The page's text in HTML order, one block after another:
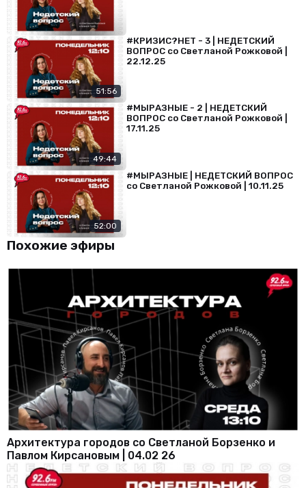
51:56
#КРИЗИС?НЕТ - 3 | НЕДЕТСКИЙ
ВОПРОС со Светланой Рожковой |
22.12.25
49:44
#МЫРАЗНЫЕ - 2 | НЕДЕТСКИЙ
ВОПРОС со Светланой Рожковой |
17.11.25
52:00
#МЫРАЗНЫЕ | НЕДЕТСКИЙ ВОПРОС
со Светланой Рожковой | 10.11.25
Похожие эфиры
Архитектура городов со Светланой Борзенко и
Павлом Кирсановым | 04.02 26